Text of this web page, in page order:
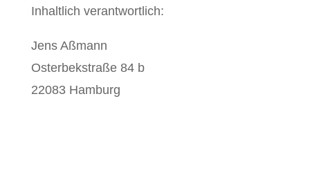
Inhaltlich ver­ant­wortlich:
Jens Aßmann
Oster­bek­straße 84 b
22083 Ham­burg